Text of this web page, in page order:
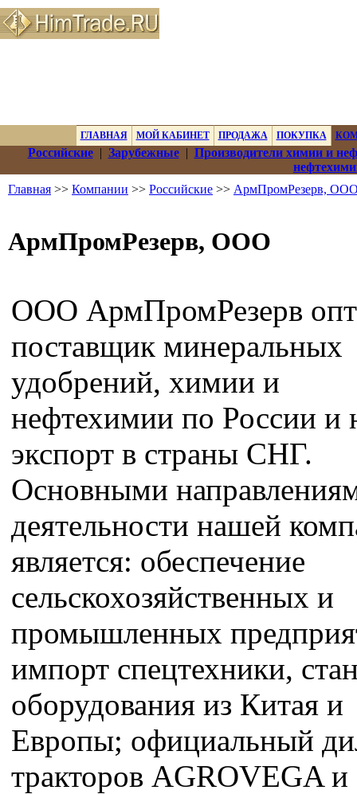
ГЛАВНАЯ МОЙ КАБИНЕТ ПРОДАЖА ПОКУПКА
Российские| Зарубежные| Производители химии и
Главная >> Компании >> Российские >> АрмПромРезерв,
АрмПромРезерв, ООО
ООО АрмПромРезерв
поставщик минеральных
удобрений, химии и
нефтехимии по России и
экспорт в страны СНГ.
Основными
деятельности нашей
является: обеспечение
сельскохозяйственных и
промышленных
импорт спецтехники,
оборудования из Китая и
Европы; официальный
тракторов AGROVEGA и